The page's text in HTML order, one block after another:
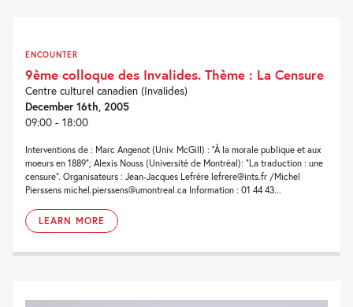
ENCOUNTER
9ème colloque des Invalides. Thème : La Censure
Centre culturel canadien (Invalides)
December 16th, 2005
09:00 - 18:00
Interventions de : Marc Angenot (Univ. McGill) : “À la morale publique et aux
moeurs en 1889“; Alexis Nouss (Université de Montréal): “La traduction : une
censure“. Organisateurs : Jean-Jacques Lefrère lefrere@ints.fr /Michel
Pierssens michel.pierssens@umontreal.ca Information : 01 44 43...
LEARN MORE